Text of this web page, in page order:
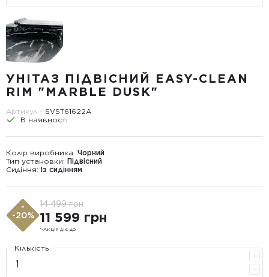
УНІТАЗ ПІДВІСНИЙ EASY-CLEAN
RIM "MARBLE DUSK"
Артикул - SVST61622A
В наявності
Колір виробника: Чорний
Тип установки: Підвісний
Сидіння: Із сидінням
*
-20%
14 499 грн
11 599 грн
*-Акція діє до
Кількість